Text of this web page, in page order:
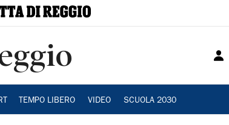
TEMPO LIBERO VIDEO SCUOLA 2030